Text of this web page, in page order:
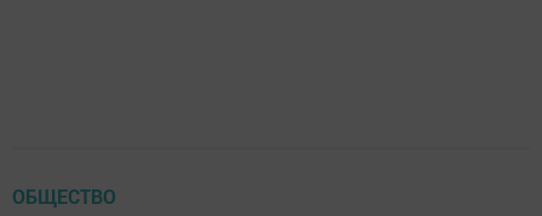
ОБЩЕСТВО